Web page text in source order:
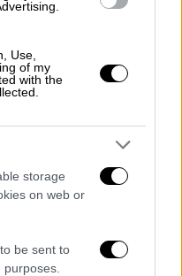
Use,
of my
with the
storage
on web or
be sent to
την Τετάρτη
σταθμό τη στάση
– Σεφ –
9 το πρωί έως
«Π.
– Σεφ – Π.
πρωί ως τη 1 το